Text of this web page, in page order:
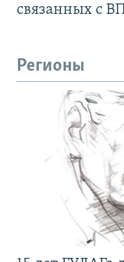
связанных с
Регионы